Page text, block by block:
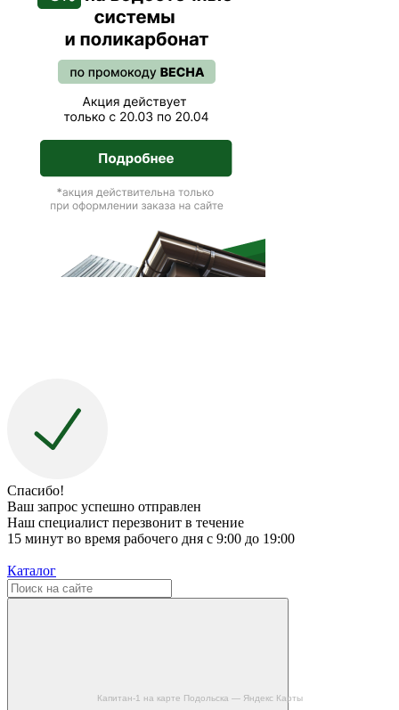
Капитан-1 на карте Подольска — Яндекс Карты
Спасибо!
Ваш запрос успешно отправлен
Наш специалист перезвонит в течение
15 минут во время рабочего дня с 9:00 до 19:00
Каталог